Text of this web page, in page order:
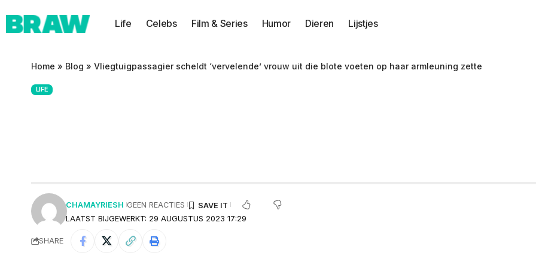
Life Celebs Film & Series Humor Dieren Lijstjes
Home » Blog » Vliegtuigpassagier scheldt ‘vervelende’ vrouw uit die blote voeten op haar armleuning zette
LIFE
LAATST BIJGEWERKT: 29 AUGUSTUS 2023 17:29
CHAMAYRIESH GEEN REACTIES
SHARE